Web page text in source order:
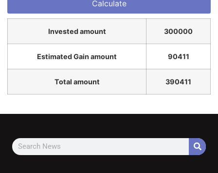
Invested amount 300000
Estimated Gain amount 90411
Total amount 390411